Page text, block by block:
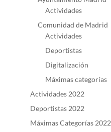
Actividades
Comunidad de Madrid
Actividades
Deportistas
Digitalización
Máximas categorías
Actividades 2022
Deportistas 2022
Máximas Categorías 2022